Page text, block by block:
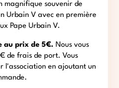
magnifique souvenir de
Urbain V avec en première
Pape Urbain V.
au prix de 5€. Nous vous
de frais de port. Vous
l'association en ajoutant un